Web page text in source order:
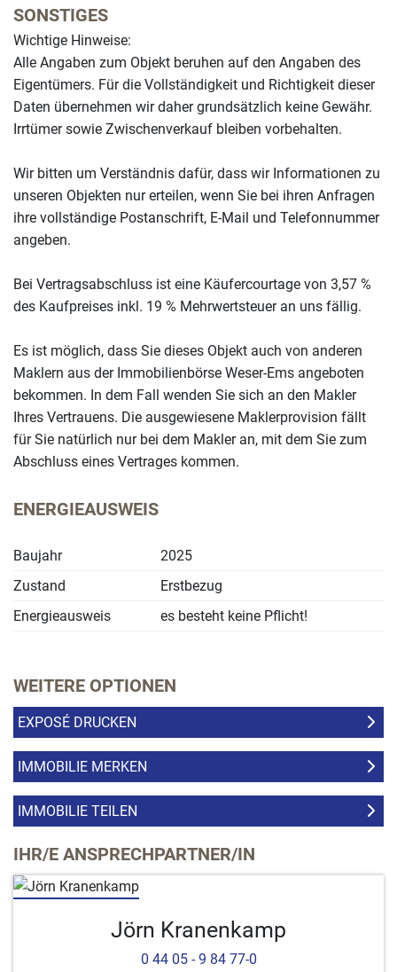
−
SONSTIGES
Wichtige Hinweise:
Alle Angaben zum Objekt beruhen auf den Angaben des
Eigentümers. Für die Vollständigkeit und Richtigkeit dieser
Daten übernehmen wir daher grundsätzlich keine Gewähr.
Irrtümer sowie Zwischenverkauf bleiben vorbehalten.
Wir bitten um Verständnis dafür, dass wir Informationen zu
unseren Objekten nur erteilen, wenn Sie bei ihren Anfragen
ihre vollständige Postanschrift, E-Mail und Telefonnummer
angeben.
Bei Vertragsabschluss ist eine Käufercourtage von 3,57 %
des Kaufpreises inkl. 19 % Mehrwertsteuer an uns fällig.
Es ist möglich, dass Sie dieses Objekt auch von anderen
Maklern aus der Immobilienbörse Weser-Ems angeboten
bekommen. In dem Fall wenden Sie sich an den Makler
Ihres Vertrauens. Die ausgewiesene Maklerprovision fällt
für Sie natürlich nur bei dem Makler an, mit dem Sie zum
Abschluss eines Vertrages kommen.
ENERGIEAUSWEIS
Baujahr
2025
Zustand
Erstbezug
Energieausweis
es besteht keine Pflicht!
WEITERE OPTIONEN
EXPOSÉ DRUCKEN
IMMOBILIE MERKEN
IMMOBILIE TEILEN
IHR/E ANSPRECHPARTNER/IN
Jörn Kranenkamp
0 44 05 - 9 84 77-0